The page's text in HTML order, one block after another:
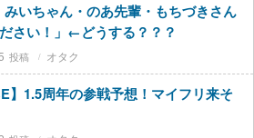
みいちゃん・のあ先輩・もちづきさん
ださい！」←どうする？？？
オタク
E】1.5周年の参戦予想！マイフリ来そ